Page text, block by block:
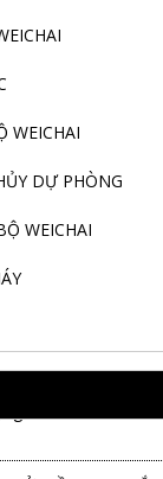
WEICHAI
DỰ PHÒNG
WEICHAI
Cơ Weichai Cho